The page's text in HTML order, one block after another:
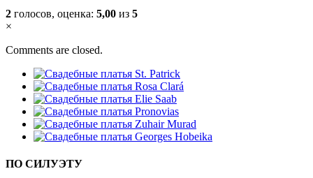
2 голосов, оценка: 5,00 из 5
×
Comments are closed.
ПО СИЛУЭТУ